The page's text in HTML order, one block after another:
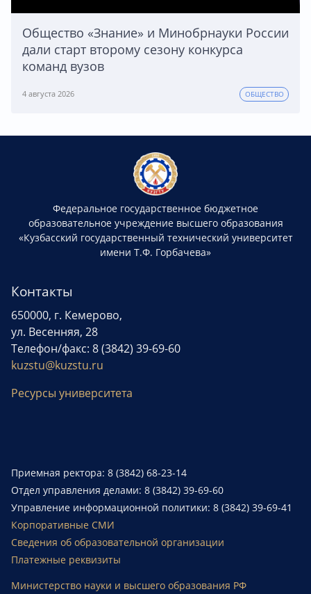
Общество «Знание» и Минобрнауки России
дали старт второму сезону конкурса
команд вузов
4 августа 2026 ОБЩЕСТВО
Федеральное государственное бюджетное
образовательное учреждение высшего образования
«Кузбасский государственный технический университет
имени Т.Ф. Горбачева»
Контакты
650000, г. Кемерово,
ул. Весенняя, 28
Телефон/факс: 8 (3842) 39-69-60
kuzstu@kuzstu.ru
Ресурсы университета
Приемная ректора: 8 (3842) 68-23-14
Отдел управления делами: 8 (3842) 39-69-60
Управление информационной политики: 8 (3842) 39-69-41
Корпоративные СМИ
Сведения об образовательной организации
Платежные реквизиты
Министерство науки и высшего образования РФ